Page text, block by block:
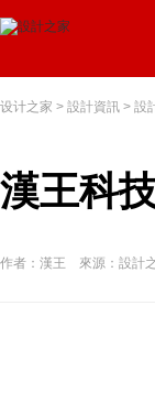
设计之家 > 設計資訊 > 設
漢王科
作者：漢王 來源：設計